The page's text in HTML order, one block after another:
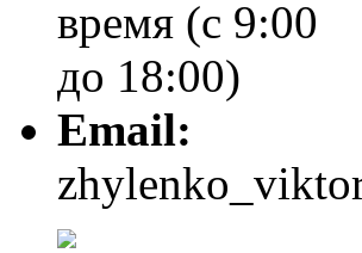
время (с 9:00
до 18:00)
Email: